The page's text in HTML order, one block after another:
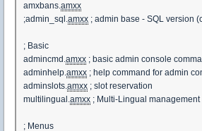
amxbans.amxx
;admin_sql.amxx ; admin base - SQL version
; Basic
admincmd.amxx ; basic admin console
adminhelp.amxx ; help command for admin
adminslots.amxx ; slot reservation
multilingual.amxx ; Multi-Lingual management
; Menus